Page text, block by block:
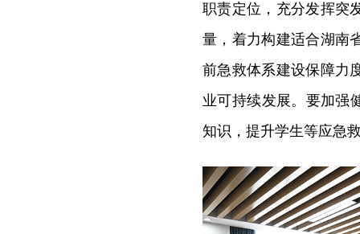
职责定位，充分发挥突
量，着力构建适合湖南
前急救体系建设保障力
业可持续发展。要加强
知识，提升学生等应急